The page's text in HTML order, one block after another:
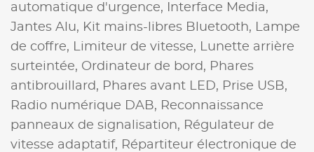
automatique d'urgence,
Interface Media,
Jantes Alu, Kit mains-libres Bluetooth,
Lampe
de coffre,
Limiteur de vitesse,
Lunette arrière
surteintée, Ordinateur de bord, Phares
antibrouillard, Phares avant LED, Prise USB,
Radio numérique DAB, Reconnaissance
panneaux de signalisation, Régulateur de
vitesse adaptatif, Répartiteur électronique de